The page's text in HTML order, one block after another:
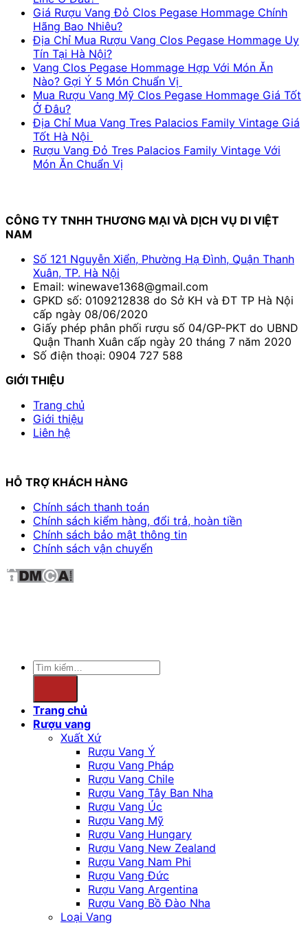
Giá Rượu Vang Đỏ Clos Pegase Hommage Chính
Hãng Bao Nhiêu?
Địa Chỉ Mua Rượu Vang Clos Pegase Hommage Uy
Tín Tại Hà Nội?
Vang Clos Pegase Hommage Hợp Với Món Ăn
Nào? Gợi Ý 5 Món Chuẩn Vị
Mua Rượu Vang Mỹ Clos Pegase Hommage Giá Tốt
Ở Đâu?
Địa Chỉ Mua Vang Tres Palacios Family Vintage Giá
Tốt Hà Nội
Rượu Vang Đỏ Tres Palacios Family Vintage Với
Món Ăn Chuẩn Vị
CÔNG TY TNHH THƯƠNG MẠI VÀ DỊCH VỤ DI VIỆT
NAM
Số 121 Nguyễn Xiển, Phường Hạ Đình, Quận Thanh
Xuân, TP. Hà Nội
Email: winewave1368@gmail.com
GPKD số: 0109212838 do Sở KH và ĐT TP Hà Nội
cấp ngày 08/06/2020
Giấy phép phân phối rượu số 04/GP-PKT do UBND
Quận Thanh Xuân cấp ngày 20 tháng 7 năm 2020
Số điện thoại: 0904 727 588
GIỚI THIỆU
Trang chủ
Giới thiệu
Liên hệ
HỖ TRỢ KHÁCH HÀNG
Chính sách thanh toán
Chính sách kiểm hàng, đổi trả, hoàn tiền
Chính sách bảo mật thông tin
Chính sách vận chuyển
Tìm
kiếm:
Trang chủ
Rượu vang
Xuất Xứ
Rượu Vang Ý
Rượu Vang Pháp
Rượu Vang Chile
Rượu Vang Tây Ban Nha
Rượu Vang Úc
Rượu Vang Mỹ
Rượu Vang Hungary
Rượu Vang New Zealand
Rượu Vang Nam Phi
Rượu Vang Đức
Rượu Vang Argentina
Rượu Vang Bồ Đào Nha
Loại Vang